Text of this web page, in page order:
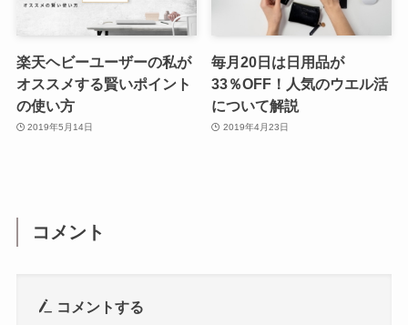
楽天ヘビーユーザーの私が
オススメする賢いポイント
の使い方
2019年5月14日
毎月20日は日用品が
33％OFF！人気のウエル活
について解説
2019年4月23日
コメント
コメントする